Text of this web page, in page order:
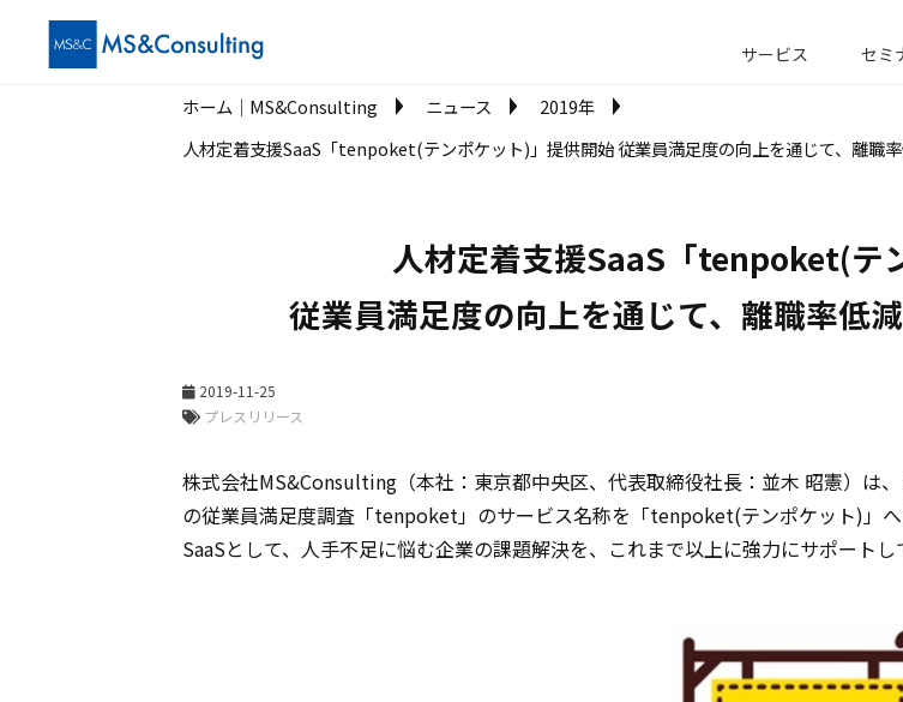
サービス セミ
ホーム│MS&Consulting ニュース
2019年
人材定着支援SaaS「tenpoket(テンポケット)」提供開始 従業員満足度の向上を通じて、離職
人材定着支援SaaS「tenpoket(テ
従業員満足度の向上を通じて、離職率低
2019-11-25
プレスリリース
株式会社MS&Consulting（本社：東京都中央区、代表取締役社長：並木 昭憲）は
の従業員満足度調査「tenpoket」のサービス名称を「tenpoket(テンポケット)」
SaaSとして、人手不足に悩む企業の課題解決を、これまで以上に強力にサポートし